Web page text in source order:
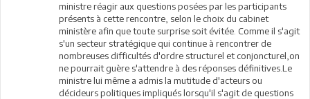
ministre réagir aux questions posées par les participants
présents à cette rencontre, selon le choix du cabinet
ministère afin que toute surprise soit évitée. Comme il s'agit
s'un secteur stratégique qui continue à rencontrer de
nombreuses difficultés d'ordre structurel et conjoncturel,on
ne pourrait guère s'attendre à des réponses définitives.Le
ministre lui même a admis la mutitude d'acteurs ou
décideurs politiques impliqués lorsqu'il s'agit de questions